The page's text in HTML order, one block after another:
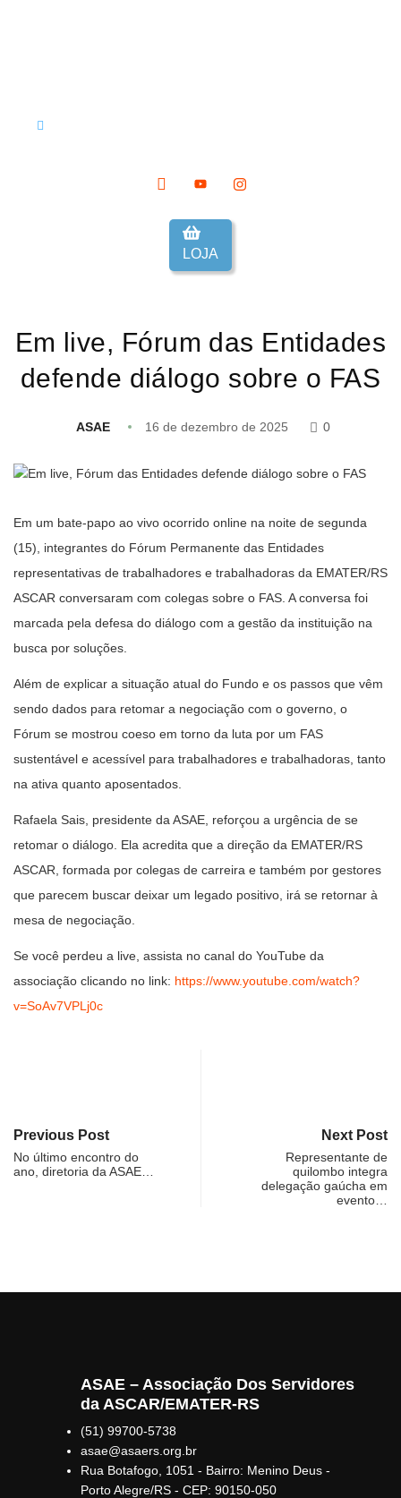
LOJA
Em live, Fórum das Entidades
defende diálogo sobre o FAS
ASAE 16 de dezembro de 2025 0
Em um bate-papo ao vivo ocorrido online na noite de segunda
(15), integrantes do Fórum Permanente das Entidades
representativas de trabalhadores e trabalhadoras da EMATER/RS
ASCAR conversaram com colegas sobre o FAS. A conversa foi
marcada pela defesa do diálogo com a gestão da instituição na
busca por soluções.
Além de explicar a situação atual do Fundo e os passos que vêm
sendo dados para retomar a negociação com o governo, o
Fórum se mostrou coeso em torno da luta por um FAS
sustentável e acessível para trabalhadores e trabalhadoras, tanto
na ativa quanto aposentados.
Rafaela Sais, presidente da ASAE, reforçou a urgência de se
retomar o diálogo. Ela acredita que a direção da EMATER/RS
ASCAR, formada por colegas de carreira e também por gestores
que parecem buscar deixar um legado positivo, irá se retornar à
mesa de negociação.
Se você perdeu a live, assista no canal do YouTube da
associação clicando no link: https://www.youtube.com/watch?
v=SoAv7VPLj0c
Previous Post
No último encontro do
ano, diretoria da ASAE…
Next Post
Representante de
quilombo integra
delegação gaúcha em
evento…
ASAE – Associação Dos Servidores
da ASCAR/EMATER-RS
(51) 99700-5738
asae@asaers.org.br
Rua Botafogo, 1051 - Bairro: Menino Deus -
Porto Alegre/RS - CEP: 90150-050